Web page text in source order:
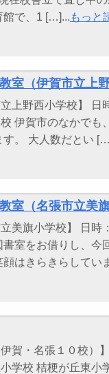
館で、1 […]... もっと
（伊賀市立上野
上野西小学校】
伊賀市のなかでも
す。 大人数だとい
（名張市立美
美旗小学校】 日
室をお借りし、今
はきらきらしてい
賀・名張１０校）
学校 桔梗が丘東小